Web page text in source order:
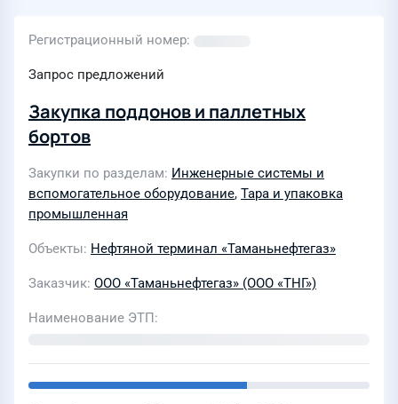
Регистрационный номер
Запрос предложений
Закупка поддонов и паллетных
бортов
Закупки по разделам Инженерные системы и
вспомогательное оборудование, Тара и упаковка
промышленная
Объекты Нефтяной терминал «Таманьнефтегаз»
Заказчик ООО «Таманьнефтегаз» (ООО «ТНГ»)
Наименование ЭТП